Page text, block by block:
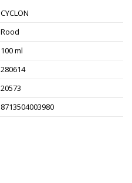
CYCLON
Rood
100 ml
280614
20573
8713504003980